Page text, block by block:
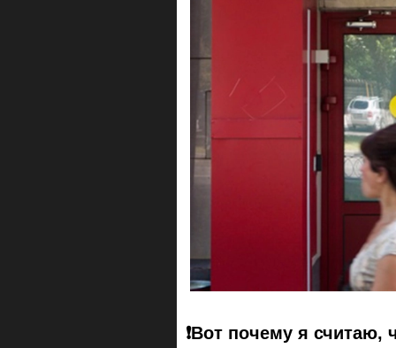
❗️Вот почему я считаю,